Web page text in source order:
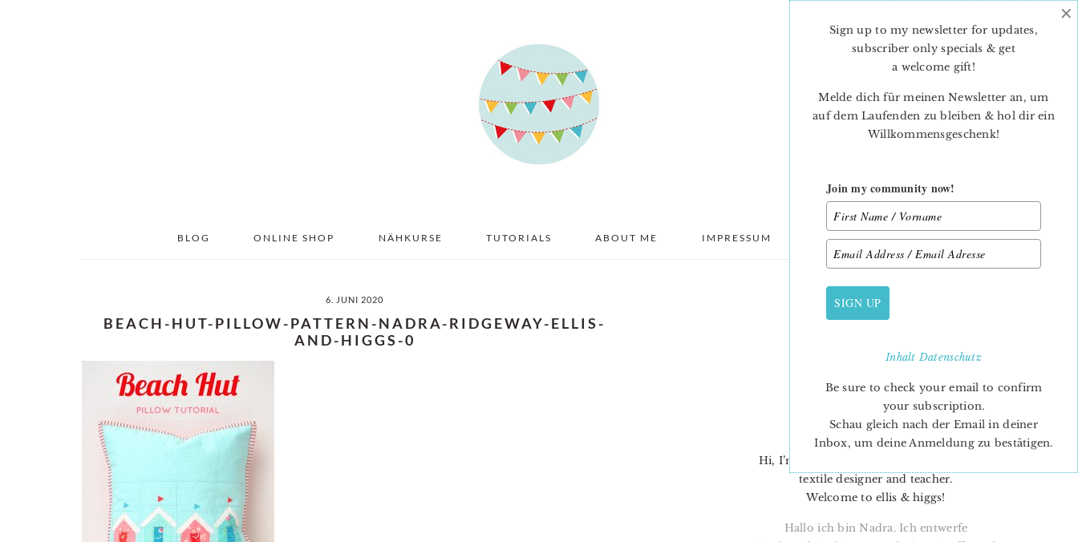
BLOG ONLINE SHOP NÄHKURSE TUTORIALS ABOUT ME IMPRESSUM DATENSCHUTZ
6. JUNI 2020
BEACH-HUT-PILLOW-PATTERN-NADRA-RIDGEWAY-ELLIS-
AND-HIGGS-0
PRIMARY
SIDEBAR
Hi, I’m Nadra. I’m a quilt pattern designer,
textile designer and teacher.
Welcome to ellis & higgs!
Hallo ich bin Nadra. Ich entwerfe
Sign up to my newsletter for updates,
subscriber only specials & get
a welcome gift!
Melde dich für meinen Newsletter an, um
auf dem Laufenden zu bleiben & hol dir ein
Willkommensgeschenk!
Join my community now!
SIGN UP
InhaltDatenschutz
Be sure to check your email to confirm
your subscription.
Schau gleich nach der Email in deiner
Inbox, um deine Anmeldung zu bestätigen.
×